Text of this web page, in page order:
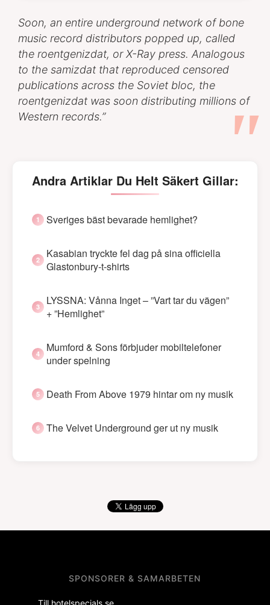
Soon, an entire underground network of bone
music record distributors popped up, called
the roentgenizdat, or X-Ray press. Analogous
to the samizdat that reproduced censored
publications across the Soviet bloc, the
roentgenizdat was soon distributing millions of
Western records.”
Andra Artiklar Du Helt Säkert Gillar:
Sveriges bäst bevarade hemlighet?
Kasabian tryckte fel dag på sina officiella
Glastonbury-t-shirts
LYSSNA: Vånna Inget – ”Vart tar du vägen”
+ ”Hemlighet”
Mumford & Sons förbjuder mobiltelefoner
under spelning
Death From Above 1979 hintar om ny musik
The Velvet Underground ger ut ny musik
SPONSORER & SAMARBETEN
Till hotelspecials.se